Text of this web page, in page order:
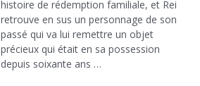
histoire de rédemption familiale, et Rei
retrouve en sus un personnage de son
passé qui va lui remettre un objet
précieux qui était en sa possession
depuis soixante ans …